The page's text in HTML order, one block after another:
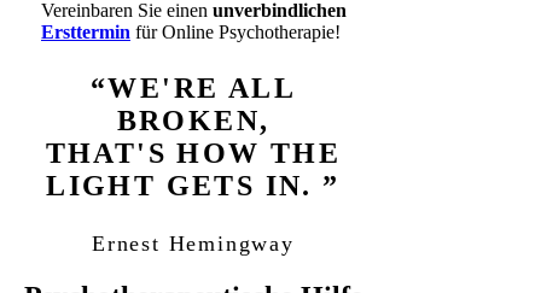
Vereinbaren Sie einen unverbindlichen
Ersttermin für Online Psychotherapie!
“WE'RE ALL
BROKEN,
THAT'S HOW THE
LIGHT GETS IN. ”
Ernest Hemingway